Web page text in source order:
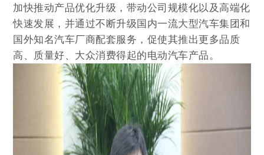
加快推动产品优化升级，带动公司规模化以及高端化
快速发展，并通过不断升级国内一流大型汽车集团和
国外知名汽车厂商配套服务，促使其推出更多品质
高、质量好、大众消费得起的电动汽车产品。